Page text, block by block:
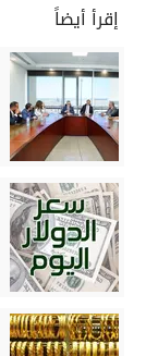
إقرأ أيضاً